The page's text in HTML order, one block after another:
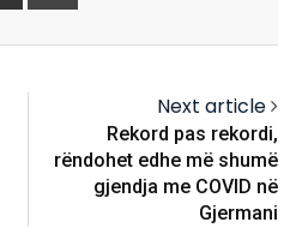
Next article
Rekord pas rekordi,
rëndohet edhe më shumë
gjendja me COVID në
Gjermani